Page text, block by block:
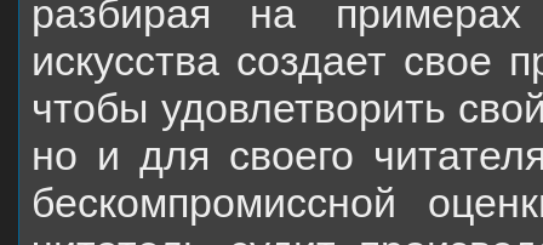
разбирая на
искусства создает свое
чтобы удовлетворить
но и для своего
бескомпромиссной